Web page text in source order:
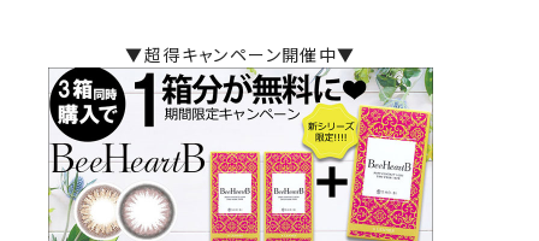
▼超得キャンペーン開催中▼